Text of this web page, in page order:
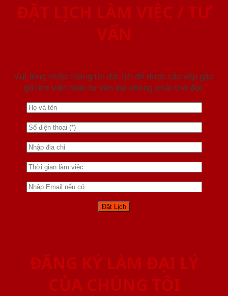
ĐẶT LỊCH LÀM VIỆC / TƯ
VẤN
Vui lòng nhập thông tin đặt lịch để được sắp xếp gặp
gỡ làm việc hoăc tư vấn mà không phải chờ đợi.
ĐĂNG KÝ LÀM ĐẠI LÝ
CỦA CHÚNG TÔI